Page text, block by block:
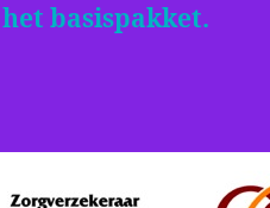
basispakket.